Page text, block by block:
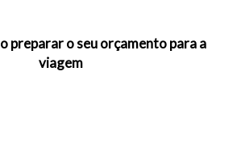
preparar o seu orçamento para a
viagem